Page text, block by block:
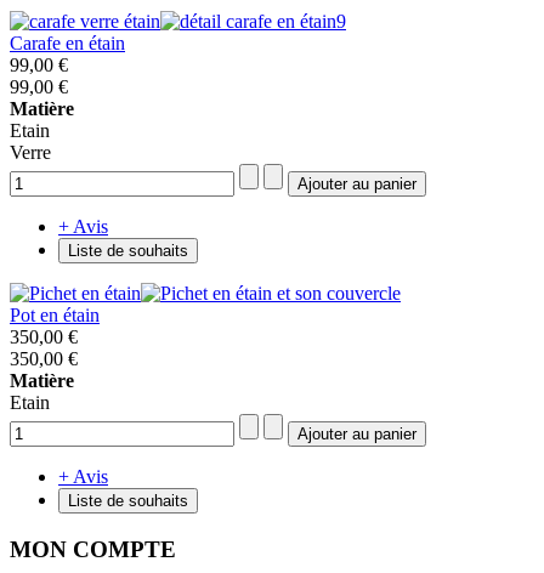
Carafe en étain
99,00 €
99,00 €
Matière
Etain
Verre
+ Avis
Liste de souhaits
Pot en étain
350,00 €
350,00 €
Matière
Etain
+ Avis
Liste de souhaits
MON COMPTE